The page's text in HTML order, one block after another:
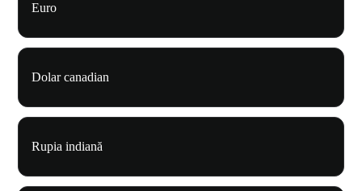
Euro
Dolar canadian
Rupia indiană